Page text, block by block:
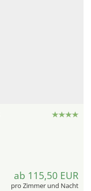
ab 115,50 EUR
pro Zimmer und Nacht